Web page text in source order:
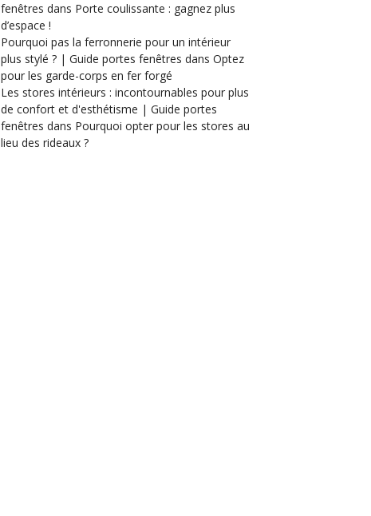
fenêtres dans Porte coulissante : gagnez plus
d’espace !
Pourquoi pas la ferronnerie pour un intérieur
plus stylé ? | Guide portes fenêtres dans Optez
pour les garde-corps en fer forgé
Les stores intérieurs : incontournables pour plus
de confort et d'esthétisme | Guide portes
fenêtres dans Pourquoi opter pour les stores au
lieu des rideaux ?